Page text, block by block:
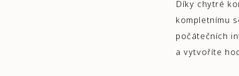
Díky chytré
kompletnímu
počátečních
a vytvoříte